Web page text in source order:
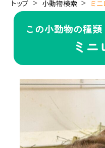
トップ 小動物検索 ミニ
この小動物の種
ミ